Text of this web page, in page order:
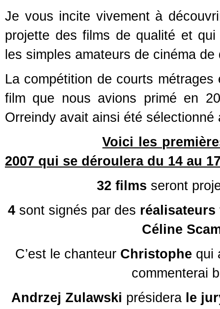
Je vous incite vivement à
projette des films de qualité et
les simples amateurs de cinéma
La compétition de courts
film que nous avions primé en
Orreindy avait ainsi été
Voici les
2007 qui se déroulera du 14 au
32 films seront
4 sont signés par des réalisateurs
Céline
C’est le chanteur Christophe qui
commenterai
Andrzej Zulawski présidera le